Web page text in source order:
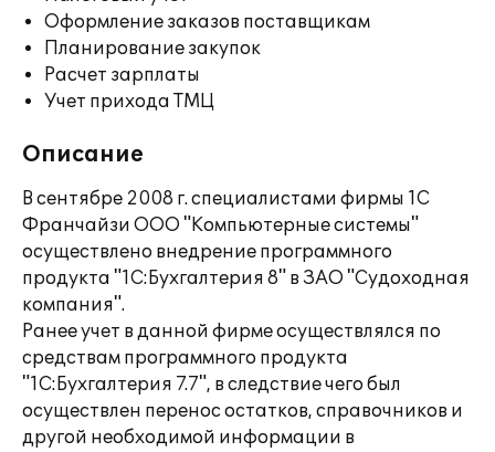
Оформление заказов поставщикам
Планирование закупок
Расчет зарплаты
Учет прихода ТМЦ
Описание
В сентябре 2008 г. специалистами фирмы 1С
Франчайзи ООО "Компьютерные системы"
осуществлено внедрение программного
продукта "1С:Бухгалтерия 8" в ЗАО "Судоходная
компания".
Ранее учет в данной фирме осуществлялся по
средствам программного продукта
"1С:Бухгалтерия 7.7", в следствие чего был
осуществлен перенос остатков, справочников и
другой необходимой информации в